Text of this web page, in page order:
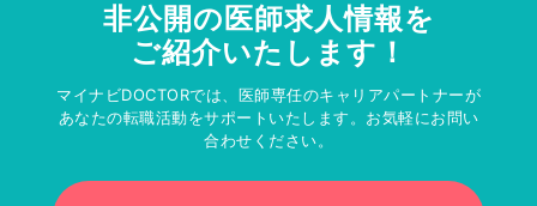
非公開の医師求人情報を
ご紹介いたします！
マイナビDOCTORでは、医師専任のキャリアパートナーが
あなたの転職活動をサポートいたします。お気軽にお問い
合わせください。